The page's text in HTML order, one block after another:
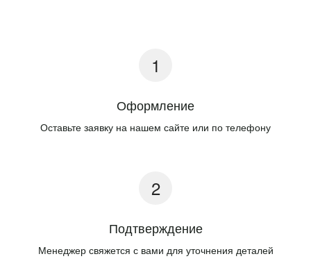
Оформление
Оставьте заявку на нашем сайте или по телефону
Подтверждение
Менеджер свяжется с вами для уточнения деталей